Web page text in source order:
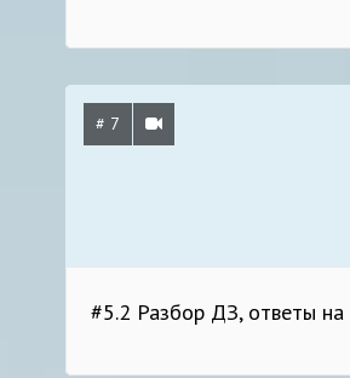
# 7
#5.2 Разбор ДЗ, ответы на